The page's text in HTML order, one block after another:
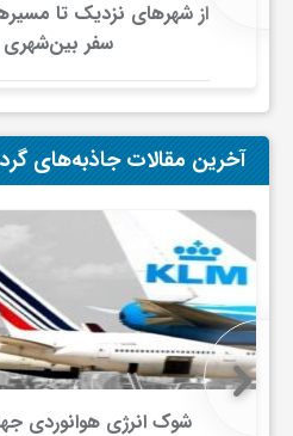
از شهرهای نزدیک تا
سفر بین‌شهری
آخرین مقالات جاذبه‌های
شوک انرژی هوانوردی